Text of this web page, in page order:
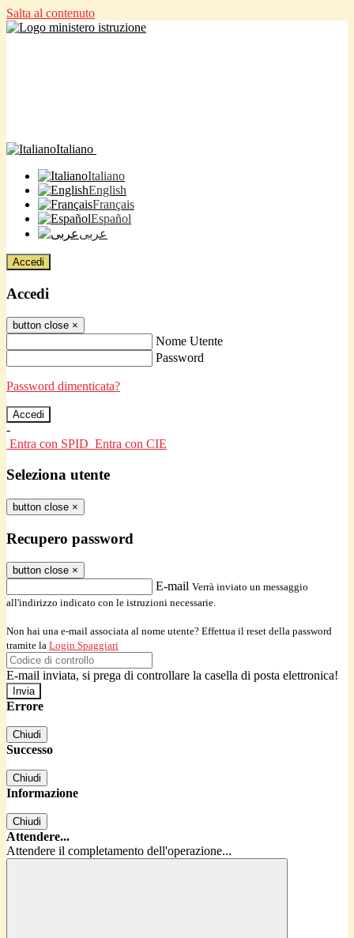
Salta al contenuto
Italiano
Italiano
English
Français
Español
عربى
Accedi
Accedi
button close ×
Nome Utente
Password
Password dimenticata?
-
Entra con SPID Entra con CIE
Seleziona utente
button close ×
Recupero password
button close ×
E-mail Verrà inviato un messaggio
all'indirizzo indicato con le istruzioni necessarie.
Non hai una e-mail associata al nome utente? Effettua il reset della password
tramite la Login Spaggiari
E-mail inviata, si prega di controllare la casella di posta elettronica!
Errore
Chiudi
Successo
Chiudi
Informazione
Chiudi
Attendere...
Attendere il completamento dell'operazione...